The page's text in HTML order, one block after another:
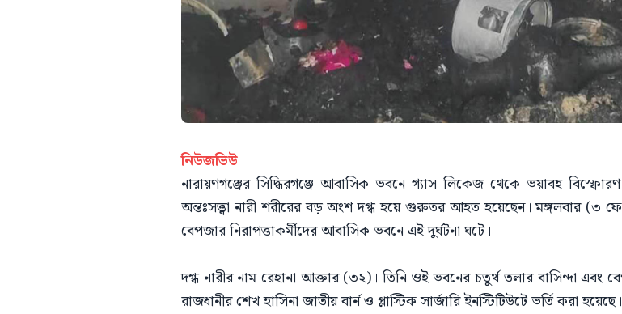
নিউজভিউ
নারায়ণগঞ্জের সিদ্ধিরগঞ্জে আবাসিক ভবনে গ্যাস লিকেজ থেকে ভয়াবহ
অন্তঃসত্ত্বা নারী শরীরের বড় অংশ দগ্ধ হয়ে গুরুতর আহত হয়েছেন। মঙ্গলবার (৩
বেপজার নিরাপত্তাকর্মীদের আবাসিক ভবনে এই দুর্ঘটনা ঘটে।
​দগ্ধ নারীর নাম রেহানা আক্তার (৩২)। তিনি ওই ভবনের চতুর্থ তলার বাসিন্দা এবং
রাজধানীর শেখ হাসিনা জাতীয় বার্ন ও প্লাস্টিক সার্জারি ইনস্টিটিউটে ভর্তি করা